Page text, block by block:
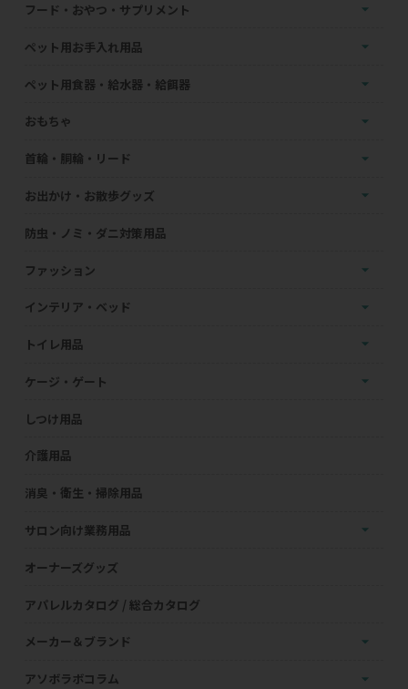
フード・おやつ・サプリメント
ペット用お手入れ用品
ペット用食器・給水器・給餌器
おもちゃ
首輪・胴輪・リード
お出かけ・お散歩グッズ
防虫・ノミ・ダニ対策用品
ファッション
インテリア・ベッド
トイレ用品
ケージ・ゲート
しつけ用品
介護用品
消臭・衛生・掃除用品
サロン向け業務用品
オーナーズグッズ
アパレルカタログ / 総合カタログ
メーカー＆ブランド
アソボラボコラム